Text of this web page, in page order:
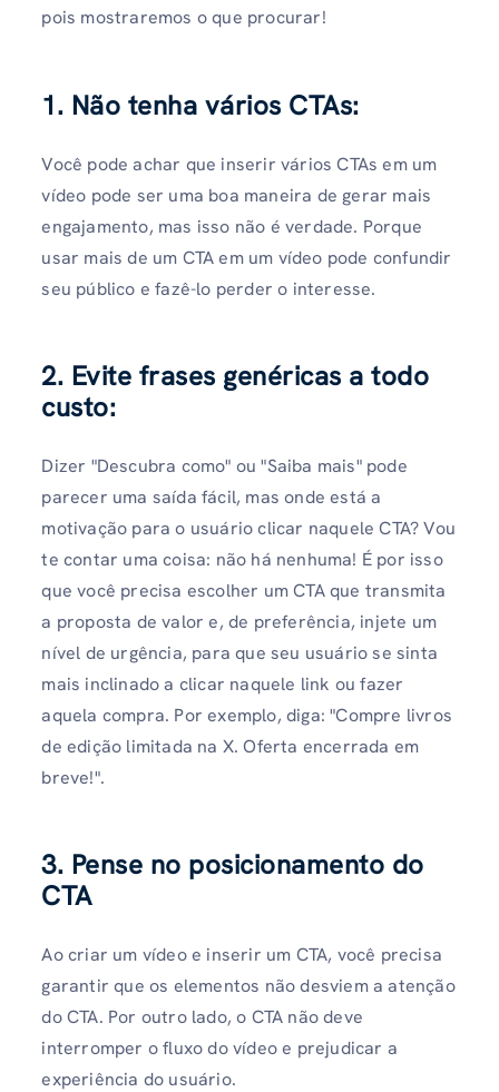
pois mostraremos o que procurar!
1. Não tenha vários CTAs:
Você pode achar que inserir vários CTAs em um
vídeo pode ser uma boa maneira de gerar mais
engajamento, mas isso não é verdade. Porque
usar mais de um CTA em um vídeo pode confundir
seu público e fazê-lo perder o interesse.
2. Evite frases genéricas a todo
custo:
Dizer "Descubra como" ou "Saiba mais" pode
parecer uma saída fácil, mas onde está a
motivação para o usuário clicar naquele CTA? Vou
te contar uma coisa: não há nenhuma! É por isso
que você precisa escolher um CTA que transmita
a proposta de valor e, de preferência, injete um
nível de urgência, para que seu usuário se sinta
mais inclinado a clicar naquele link ou fazer
aquela compra. Por exemplo, diga: "Compre livros
de edição limitada na X. Oferta encerrada em
breve!".
3. Pense no posicionamento do
CTA
Ao criar um vídeo e inserir um CTA, você precisa
garantir que os elementos não desviem a atenção
do CTA. Por outro lado, o CTA não deve
interromper o fluxo do vídeo e prejudicar a
experiência do usuário.